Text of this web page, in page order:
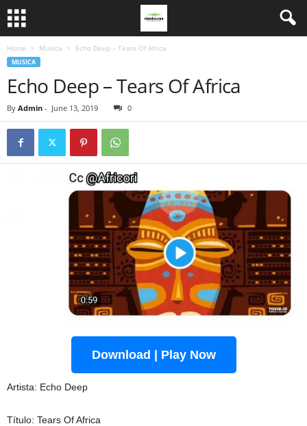
Home Musica Echo Deep – Tears Of Africa
MUSICA
Echo Deep – Tears Of Africa
By Admin - June 13, 2019 0
Download | Play Now
Artista: Echo Deep
Título: Tears Of Africa